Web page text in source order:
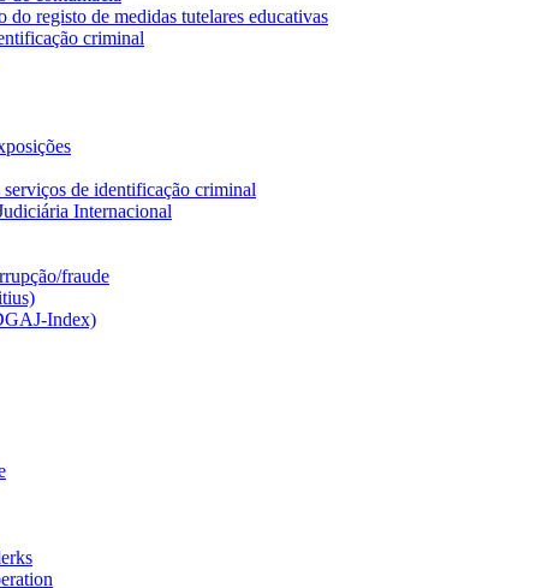
do registo de medidas tutelares educativas
criminal
de identificação criminal
Internacional
fraude
Index)